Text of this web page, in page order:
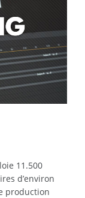
11.500
d’environ
production